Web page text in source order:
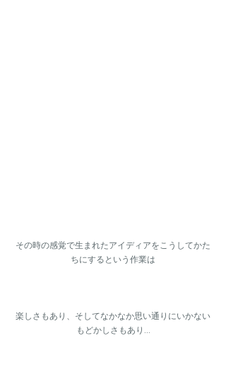
その時の感覚で生まれたアイディアをこうしてかた
ちにするという作業は
楽しさもあり、そしてなかなか思い通りにいかない
もどかしさもあり...